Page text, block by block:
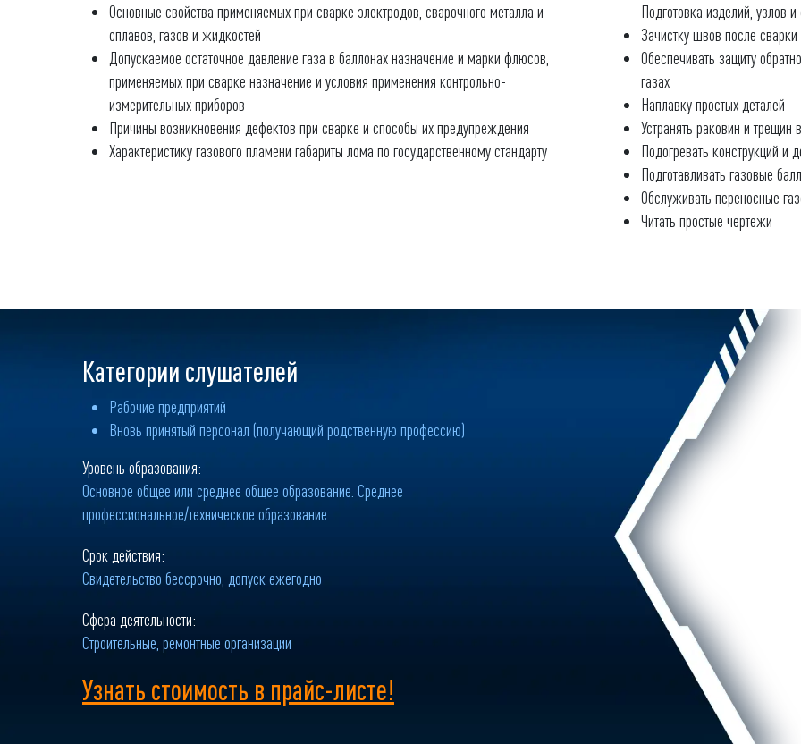
Основные свойства применяемых при сварке электродов, сварочного металла и
сплавов, газов и жидкостей
Допускаемое остаточное давление газа в баллонах назначение и марки флюсов,
применяемых при сварке назначение и условия применения контрольно-
измерительных приборов
Причины возникновения дефектов при сварке и способы их предупреждения
Характеристику газового пламени габариты лома по государственному стандарту
Подготовка изделий, узлов
Зачистку швов после
Обеспечивать защиту
газах
Наплавку простых деталей
Устранять раковин и трещин
Подогревать конструкций и
Подготавливать газовые
Обслуживать переносные
Читать простые чертежи
Категории слушателей
Рабочие предприятий
Вновь принятый персонал (получающий родственную профессию)
Уровень образования:
Основное общее или среднее общее образование. Среднее
профессиональное/техническое образование
Срок действия:
Свидетельство бессрочно, допуск ежегодно
Сфера деятельности:
Строительные, ремонтные организации
Узнать стоимость в прайс-листе!